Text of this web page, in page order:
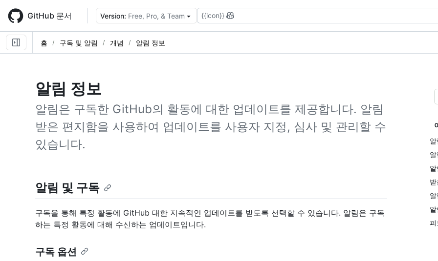
main
content
GitHub 문서 Version: Free, Pro, & Team {{icon}}
홈 구독 및 알림 개념 알림 정보
알림 정보
알림은 구독한 GitHub의 활동에 대한 업데이트를 제공합니다. 알림
받은 편지함을 사용하여 업데이트를 사용자 지정, 심사 및 관리할 수
있습니다.
피
알림 및 구독
구독을 통해 특정 활동에 GitHub 대한 지속적인 업데이트를 받도록 선택할 수 있습니다. 알림은 구독
하는 특정 활동에 대해 수신하는 업데이트입니다.
구독 옵션